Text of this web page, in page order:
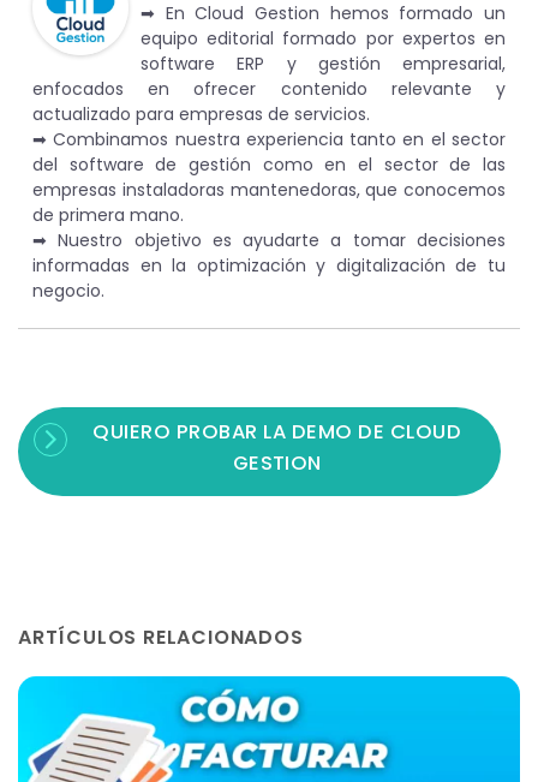
➡︎ En Cloud Gestion hemos formado un
equipo editorial formado por expertos en
software ERP y gestión empresarial,
enfocados en ofrecer contenido relevante y
actualizado para empresas de servicios.
➡︎ Combinamos nuestra experiencia tanto en el sector
del software de gestión como en el sector de las
empresas instaladoras mantenedoras, que conocemos
de primera mano.
➡︎ Nuestro objetivo es ayudarte a tomar decisiones
informadas en la optimización y digitalización de tu
negocio.
QUIERO PROBAR LA DEMO DE CLOUD
GESTION
ARTÍCULOS RELACIONADOS